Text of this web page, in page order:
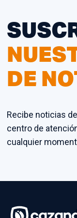
DE
Recibe noticias
centro de
cualquier